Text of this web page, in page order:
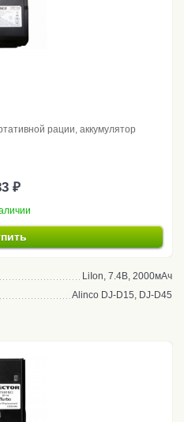
рации, аккумулятор
₽
LiIon, 7.4В, 2000мАч
Alinco DJ-D15, DJ-D45